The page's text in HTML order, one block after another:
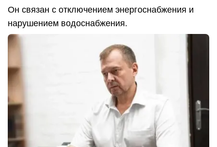
Он связан с отключением энергоснабжения и
нарушением водоснабжения.